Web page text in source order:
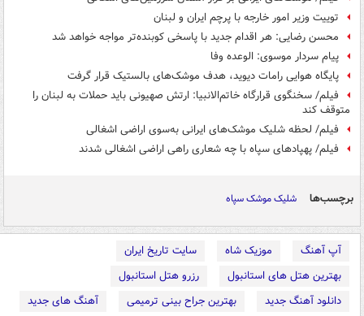
توییت وزیر امور خارجه با پرچم ایران و لبنان
محسن رضایی: هر اقدام جدید با پاسخی کوبنده‌تر مواجه خواهد شد
پیام سردار موسوی: الوعده وفا
پایگاه هوایی رامات دیوید، هدف موشک‌های بالستیک قرار گرفت
فیلم/ سخنگوی قرارگاه خاتم‌الانبیا: ارتش صهیونی باید حملات به لبنان را
متوقف کند
فیلم/ لحظه شلیک موشک‌های ایرانی به‌سوی اراضی اشغالی
فیلم/ پهپادهای سپاه با چه شعاری راهی اراضی اشغالی شدند
برچسب‌ها شلیک موشک سپاه
آپ آهنگ موزیک شاه
سایت تاریخ ایران
بهترین هتل های استانبول
رزرو هتل استانبول
دانلود آهنگ جدید
بهترین جراح بینی ترمیمی
آهنگ های جدید